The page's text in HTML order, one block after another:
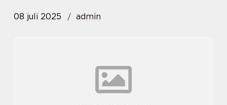
08 juli 2025 admin